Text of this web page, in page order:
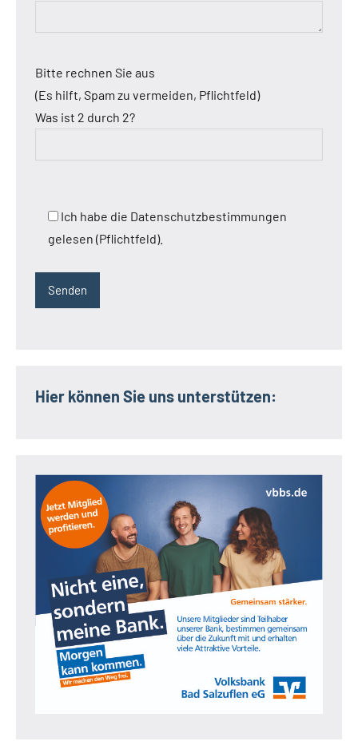
Bitte rechnen Sie aus
(Es hilft, Spam zu vermeiden, Pflichtfeld)
Was ist 2 durch 2?
Ich habe die Datenschutzbestimmungen
gelesen (Pflichtfeld).
Hier können Sie uns unterstützen: